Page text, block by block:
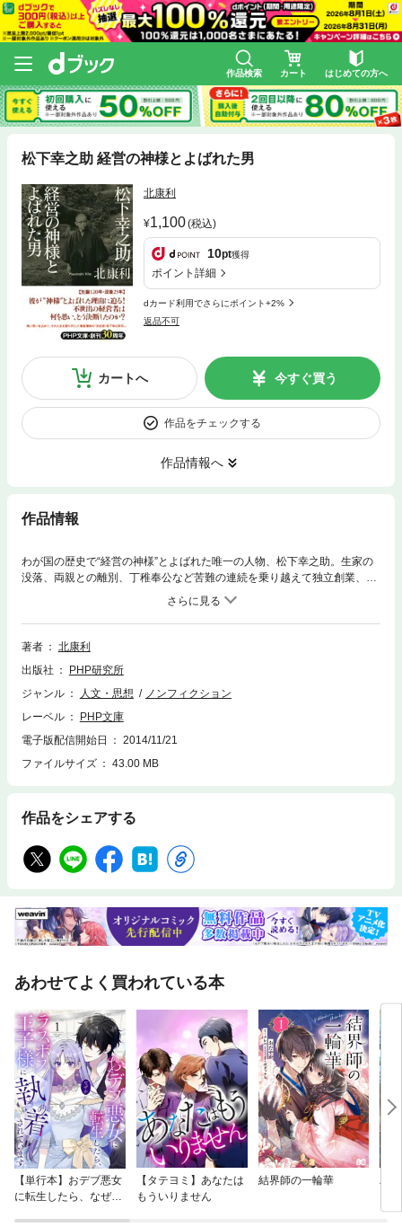
作品検索 カート はじめての方へ
松下幸之助 経営の神様とよばれた男
北康利
1,100(税込)
10pt獲得
ポイント詳細
dカード利用でさらにポイント+2%
返品不可
カートへ 今すぐ買う
作品をチェックする
作品情報へ
作品情報
わが国の歴史で“経営の神様”とよばれた唯一の人物、松下幸之助。生家の
没落、両親との離別、丁稚奉公など苦難の連続を乗り越えて独立創業、一
代で世界有数のグローバル企業を築き上げた“和魂和才”の経営理念は、今
なお日本の大きな財産となっている。だが、彼が世の中から尊敬を集めた
のは、ただ単に歴史に残る成功者だったからではない。「人生も経営であ
る」という言葉に象徴されるように、経営に社会性や精神性を見出そうと
「電気との出会い」「好況よし、不況なおよし」「水道哲学と創業命知元
年」「戦時下の松下電器」「熱海会談」「国家に経営理念を求めて」な
に追体験できる「決定版・松下幸之助伝」。彼が生涯をかけて思索した繁
栄の哲学がここにある！
著者
北康利
出版社
PHP研究所
ジャンル
人文・思想
ノンフィクション
レーベル
PHP文庫
電子版配信開始日
2014/11/21
ファイルサイズ
43.00 MB
作品をシェアする
あわせてよく買われている本
【単行本】おデブ悪女
に転生したら、なぜか
【タテヨミ】あなたは
もういりません
結界師の一輪華
バ
今